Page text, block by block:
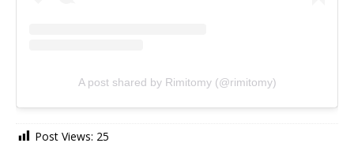
A post shared by Rimitomy (@rimitomy)
Post Views: 25